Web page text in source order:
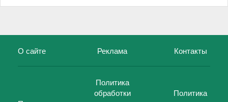
О сайте Реклама Контакты
Политика
обработки
Политика